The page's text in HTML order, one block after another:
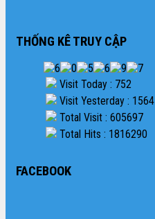
THỐNG KÊ TRUY CẬP
Visit Today : 752
Visit Yesterday : 1564
Total Visit : 605697
Total Hits : 1816290
FACEBOOK